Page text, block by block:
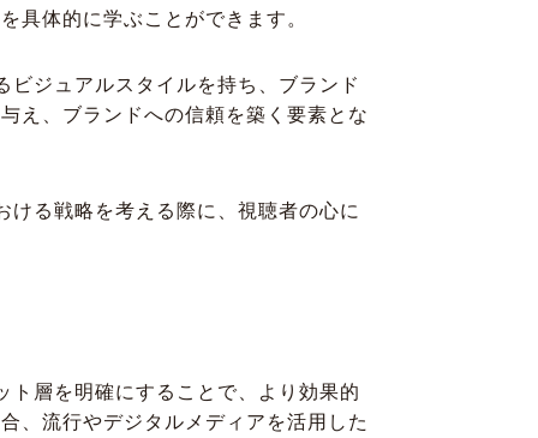
具体的に学ぶことができます。
ジュアルスタイルを持ち、ブランド
え、ブランドへの信頼を築く要素とな
る戦略を考える際に、視聴者の心に
層を明確にすることで、より効果的
、流行やデジタルメディアを活用した